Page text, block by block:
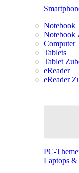
Notebook
Notebook
Computer
Tablets
Tablet
eReader
eReader
PC-
Laptops &